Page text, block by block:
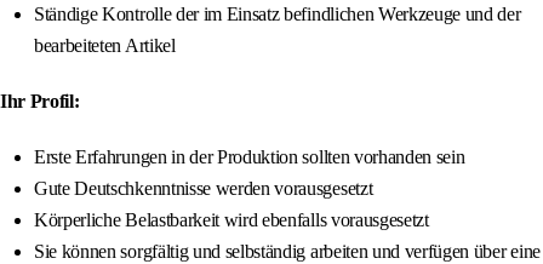
Ständige Kontrolle der im Einsatz befindlichen Werkzeuge und der
bearbeiteten Artikel
Ihr Profil:
Erste Erfahrungen in der Produktion sollten vorhanden sein
Gute Deutschkenntnisse werden vorausgesetzt
Körperliche Belastbarkeit wird ebenfalls vorausgesetzt
Sie können sorgfältig und selbständig arbeiten und verfügen über eine